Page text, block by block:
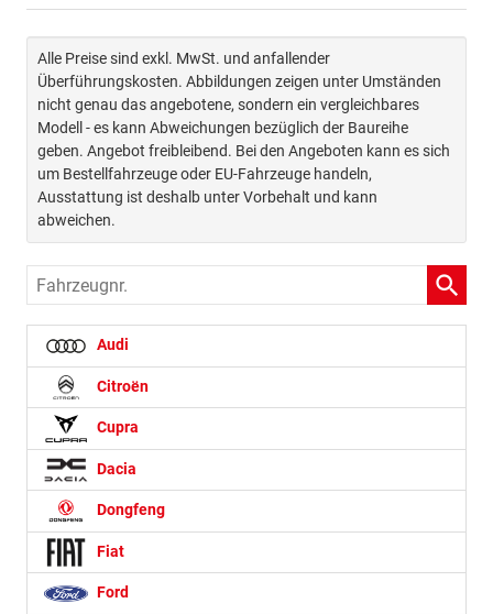
Alle Preise sind exkl. MwSt. und anfallender
Überführungskosten. Abbildungen zeigen unter Umständen
nicht genau das angebotene, sondern ein vergleichbares
Modell - es kann Abweichungen bezüglich der Baureihe
geben. Angebot freibleibend. Bei den Angeboten kann es sich
um Bestellfahrzeuge oder EU-Fahrzeuge handeln,
Ausstattung ist deshalb unter Vorbehalt und kann
abweichen.
Fahrzeugnr.
Audi
Citroën
Cupra
Dacia
Dongfeng
Fiat
Ford